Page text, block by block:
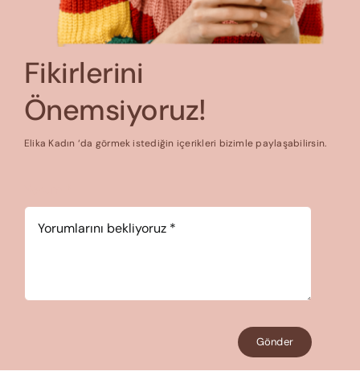
Fikirlerini
Önemsiyoruz!
Elika Kadın ‘da görmek istediğin içerikleri bizimle paylaşabilirsin.
Gönder